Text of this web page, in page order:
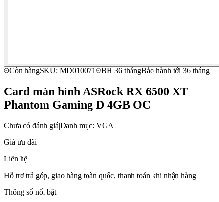
Còn hàngSKU: MD010071 BH 36 thángBảo hành tới 36 tháng
Card màn hình ASRock RX 6500 XT
Phantom Gaming D 4GB OC
Chưa có đánh giá|Danh mục: VGA
Giá ưu đãi
Liên hệ
Hỗ trợ trả góp, giao hàng toàn quốc, thanh toán khi nhận hàng.
Thông số nổi bật